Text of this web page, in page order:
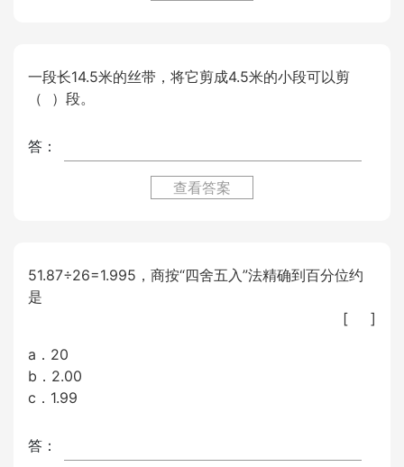
一段长14.5米的丝带，将它剪成4.5米的小段可以剪
（ ）段。
答：
查看答案
51.87÷26=1.995，商按“四舍五入”法精确到百分位约
是
[ ]
a．20
b．2.00
c．1.99
答：